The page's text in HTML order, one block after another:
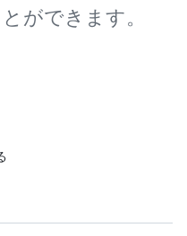
ができます。